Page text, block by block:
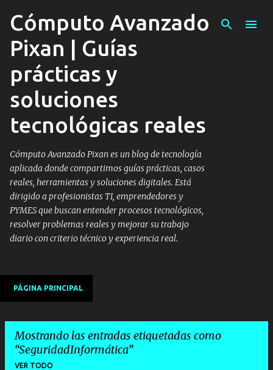
Ir al contenido principal
Cómputo Avanzado
Pixan | Guías
prácticas y
soluciones
tecnológicas reales
Cómputo Avanzado Pixan es un blog de tecnología
aplicada donde compartimos guías prácticas, casos
reales, herramientas y soluciones digitales. Está
dirigido a profesionistas TI, emprendedores y
PYMES que buscan entender procesos tecnológicos,
resolver problemas reales y mejorar su trabajo
diario con criterio técnico y experiencia real.
PÁGINA PRINCIPAL
Mostrando las entradas etiquetadas como
SeguridadInformática
VER TODO